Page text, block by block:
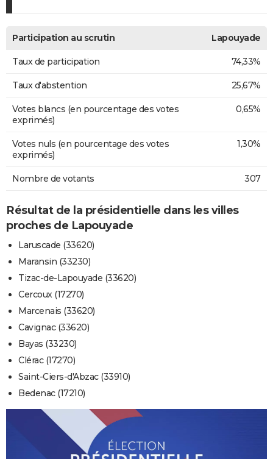
Participation au scrutin Lapouyade
Taux de participation 74,33%
Taux d'abstention 25,67%
Votes blancs (en pourcentage des votes
exprimés)
0,65%
Votes nuls (en pourcentage des votes
exprimés)
1,30%
Nombre de votants 307
Résultat de la présidentielle dans les villes
proches de Lapouyade
Laruscade (33620)
Maransin (33230)
Tizac-de-Lapouyade (33620)
Cercoux (17270)
Marcenais (33620)
Cavignac (33620)
Bayas (33230)
Clérac (17270)
Saint-Ciers-d'Abzac (33910)
Bedenac (17210)